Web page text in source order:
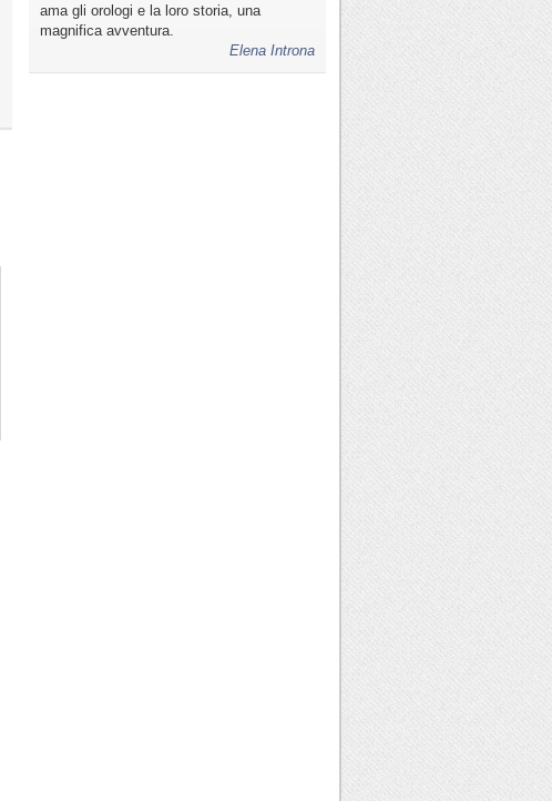
ama gli orologi e la loro storia, una
magnifica avventura.
Elena Introna